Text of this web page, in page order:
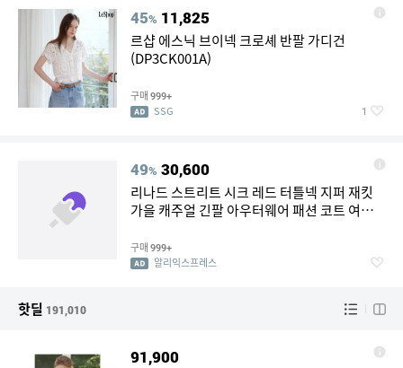
45% 11,825
르샵 에스닉 브이넥 크로셰 반팔 가디건
(DP3CK001A)
구매 999+
SSG 1
49% 30,600
리나드 스트리트 시크 레드 터틀넥 지퍼 재킷
가을 캐주얼 긴팔 아우터웨어 패션 코트 여성
구매 999+
알리익스프레스
핫딜 191,010
91,900